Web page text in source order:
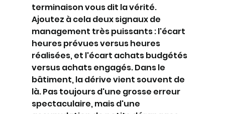
terminaison vous dit la vérité.
Ajoutez à cela deux signaux de
management très puissants : l'écart
heures prévues versus heures
réalisées, et l'écart achats budgétés
versus achats engagés. Dans le
bâtiment, la dérive vient souvent de
là. Pas toujours d'une grosse erreur
spectaculaire, mais d'une